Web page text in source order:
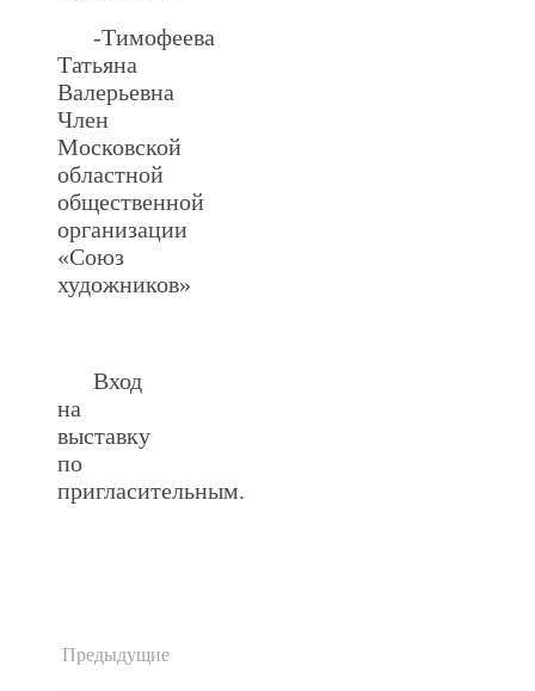
-Тимофеева
Татьяна
Валерьевна
Член
Московской
областной
общественной
организации
«Союз
художников»
Вход
на
выставку
по
пригласительным.
Предыдущие